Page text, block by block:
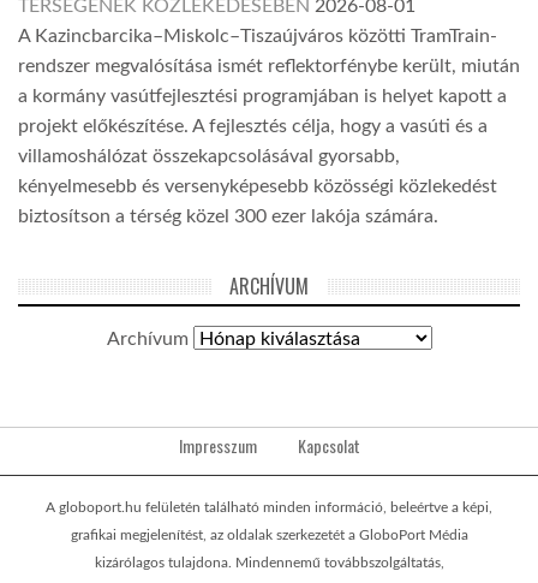
TÉRSÉGÉNEK KÖZLEKEDÉSÉBEN 2026-08-01
A Kazincbarcika–Miskolc–Tiszaújváros közötti TramTrain-
rendszer megvalósítása ismét reflektorfénybe került, miután
a kormány vasútfejlesztési programjában is helyet kapott a
projekt előkészítése. A fejlesztés célja, hogy a vasúti és a
villamoshálózat összekapcsolásával gyorsabb,
kényelmesebb és versenyképesebb közösségi közlekedést
biztosítson a térség közel 300 ezer lakója számára.
ARCHÍVUM
Archívum
Impresszum Kapcsolat
A globoport.hu felületén található minden információ, beleértve a képi,
grafikai megjelenítést, az oldalak szerkezetét a GloboPort Média
kizárólagos tulajdona. Mindennemű továbbszolgáltatás,